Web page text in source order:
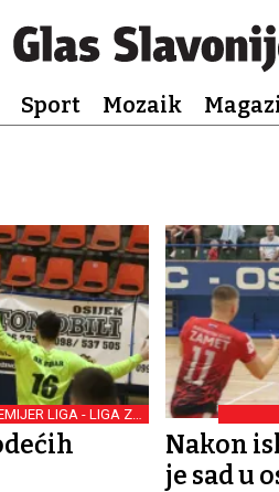
Sport Mozaik
LIGA - LIGA ZA
OSTANAK
Nakon
je sad u